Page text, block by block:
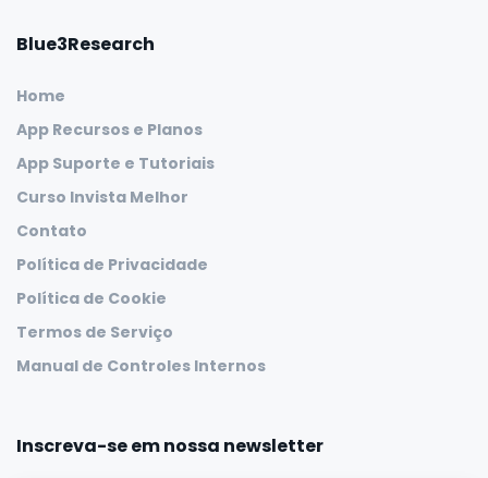
Blue3Research
Home
App Recursos e Planos
App Suporte e Tutoriais
Curso Invista Melhor
Contato
Política de Privacidade
Política de Cookie
Termos de Serviço
Manual de Controles Internos
Inscreva-se em nossa newsletter